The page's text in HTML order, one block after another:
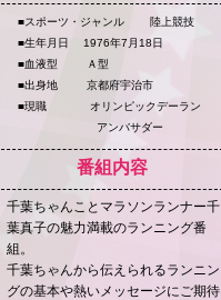
■スポーツ・ジャンル 陸上競技
■生年月日 1976年7月18日
■血液型 Ａ型
■出身地 京都府宇治市
■現職 オリンピックデーラン
アンバサダー
番組内容
千葉ちゃんことマラソンランナー千
葉真子の魅力満載のランニング番
組。
千葉ちゃんから伝えられるランニン
グの基本や熱いメッセージにご期待